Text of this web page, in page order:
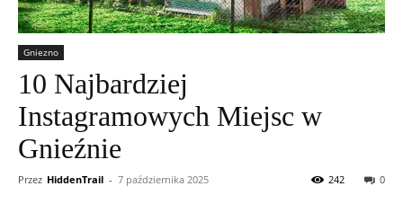
Gniezno
10 Najbardziej
Instagramowych Miejsc w
Gnieźnie
Przez HiddenTrail - 7 października 2025 0
242